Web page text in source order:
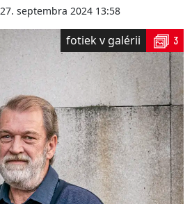
27. septembra 2024 13:58
fotiek v galérii 3